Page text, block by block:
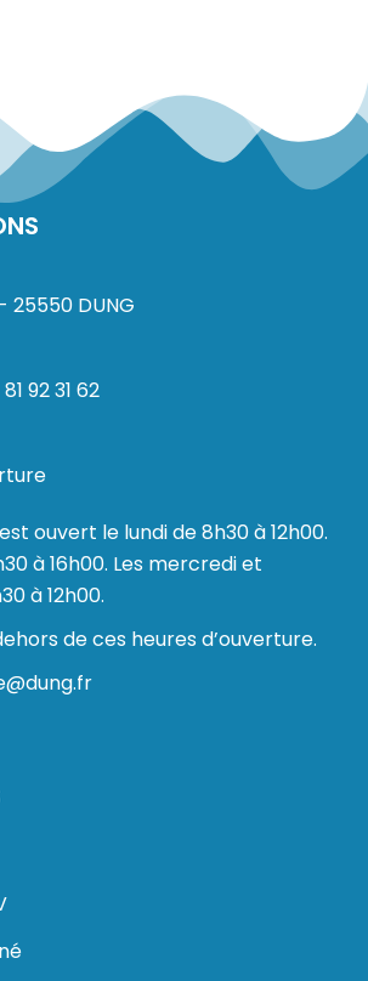
25550 DUNG
92 31 62
ouvert le lundi de 8h30 à 12h00.
à 16h00. Les mercredi et
à 12h00.
de ces heures d’ouverture.